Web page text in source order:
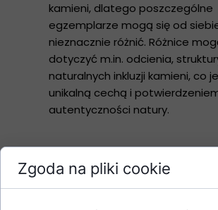
kamieni, dlatego poszczególne
egzemplarze mogą się od
nieznacznie różnić. Różnice
dotyczyć m.in. odcienia,
naturalnych inkluzji kamieni, co
unikalną cechą i
autentyczności natury.
Galeria Produktu
Zgoda na pliki cookie